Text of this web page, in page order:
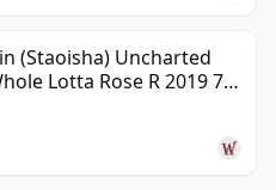
(Staoisha) Uncharted
Lotta Rose R 2019 7